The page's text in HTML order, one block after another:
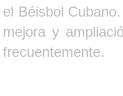
el Béisbol
mejora y
frecuentemente.